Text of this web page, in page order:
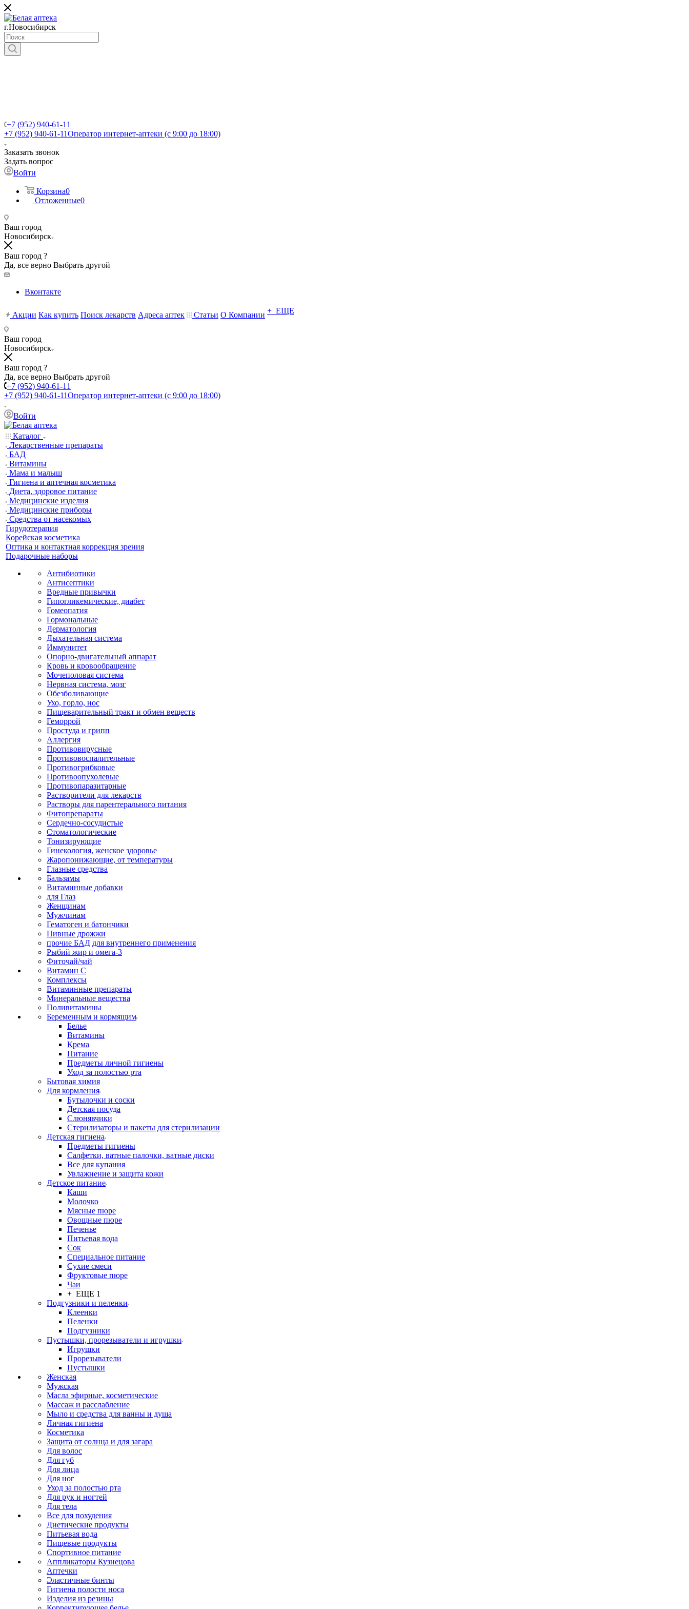
г.Новосибирск
+7 (952) 940-61-11
+7 (952) 940-61-11Оператор интернет-аптеки (с 9:00 до 18:00)
Заказать звонок
Задать вопрос
Войти
Корзина0
Отложенные0
Ваш город
Новосибирск
Ваш город ?
Да, все верно Выбрать другой
Вконтакте
Акции Как купить Поиск лекарств Адреса аптек Статьи О Компании + ЕЩЕ
Ваш город
Новосибирск
Ваш город ?
Да, все верно Выбрать другой
+7 (952) 940-61-11
+7 (952) 940-61-11Оператор интернет-аптеки (с 9:00 до 18:00)
Войти
Каталог
Лекарственные препараты
БАД
Витамины
Мама и малыш
Гигиена и аптечная косметика
Диета, здоровое питание
Медицинские изделия
Медицинские приборы
Средства от насекомых
Гирудотерапия
Корейская косметика
Оптика и контактная коррекция зрения
Подарочные наборы
Антибиотики
Антисептики
Вредные привычки
Гипогликемические, диабет
Гомеопатия
Гормональные
Дерматология
Дыхательная система
Иммунитет
Опорно-двигательный аппарат
Кровь и кровообращение
Мочеполовая система
Нервная система, мозг
Обезболивающие
Ухо, горло, нос
Пищеварительный тракт и обмен веществ
Геморрой
Простуда и грипп
Аллергия
Противовирусные
Противовоспалительные
Противогрибковые
Противоопухолевые
Противопаразитарные
Растворители для лекарств
Растворы для парентерального питания
Фитопрепараты
Сердечно-сосудистые
Стоматологические
Тонизирующие
Гинекология, женское здоровье
Жаропонижающие, от температуры
Глазные средства
Бальзамы
Витаминные добавки
для Глаз
Женщинам
Мужчинам
Гематоген и батончики
Пивные дрожжи
прочие БАД для внутреннего применения
Рыбий жир и омега-3
Фиточай/чай
Витамин С
Комплексы
Витаминные препараты
Минеральные вещества
Поливитамины
Беременным и кормящим
Белье
Витамины
Крема
Питание
Предметы личной гигиены
Уход за полостью рта
Бытовая химия
Для кормления
Бутылочки и соски
Детская посуда
Слюнявчики
Стерилизаторы и пакеты для стерилизации
Детская гигиена
Предметы гигиены
Салфетки, ватные палочки, ватные диски
Все для купания
Увлажнение и защита кожи
Детское питание
Каши
Молочко
Мясные пюре
Овощные пюре
Печенье
Питьевая вода
Сок
Специальное питание
Сухие смеси
Фруктовые пюре
Чаи
+ ЕЩЕ 1
Подгузники и пеленки
Клеенки
Пеленки
Подгузники
Пустышки, прорезыватели и игрушки
Игрушки
Прорезыватели
Пустышки
Женская
Мужская
Масла эфирные, косметические
Массаж и расслабление
Мыло и средства для ванны и душа
Личная гигиена
Косметика
Защита от солнца и для загара
Для волос
Для губ
Для лица
Для ног
Уход за полостью рта
Для рук и ногтей
Для тела
Все для похудения
Диетические продукты
Питьевая вода
Пищевые продукты
Спортивное питание
Аппликаторы Кузнецова
Аптечки
Эластичные бинты
Гигиена полости носа
Изделия из резины